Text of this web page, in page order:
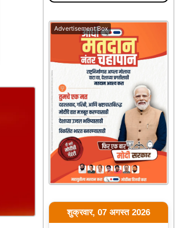
Advertisement Box
शुक्रवार, 07 अगस्त 2026